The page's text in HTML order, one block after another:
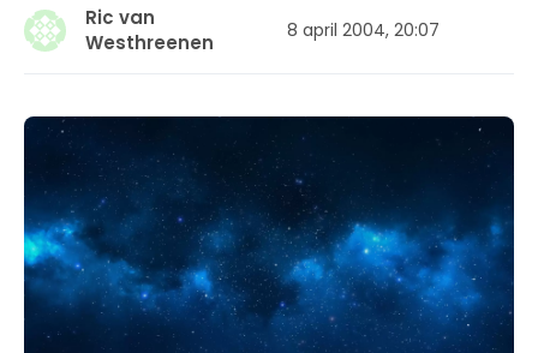
Ric van
Westhreenen
8 april 2004, 20:07